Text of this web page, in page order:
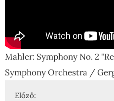
Mahler: Symphony No. 2
Symphony Orchestra /
Előző: